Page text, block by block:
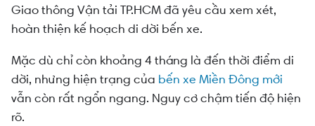
Giao thông Vận tải TP.HCM đã yêu cầu xem xét,
hoàn thiện kế hoạch di dời bến xe.
Mặc dù chỉ còn khoảng 4 tháng là đến thời điểm di
dời, nhưng hiện trạng của bến xe Miền Đông mới
vẫn còn rất ngổn ngang. Nguy cơ chậm tiến độ hiện
rõ.